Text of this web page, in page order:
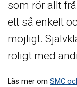
som rör allt
ett så enkelt
möjligt.
roligt med
Läs mer om SMC